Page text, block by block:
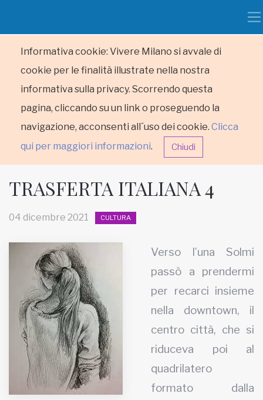
Informativa cookie: Vivere Milano si avvale di
cookie per le finalità illustrate nella nostra
informativa sulla privacy. Scorrendo questa
pagina, cliccando su un link o proseguendo la
navigazione, acconsenti all´uso dei cookie. Clicca
qui per maggiori informazioni. Chiudi
RUBRICHE
MUNICIPI
Inviateci le vostre segnalazioni
Iscriviti alla newsletter
www.viveremilano.info
TRASFERTA ITALIANA 4
04 dicembre 2021 CULTURA
Verso l’una Solmi
passò a prendermi
per recarci insieme
nella downtown, il
centro città, che si
riduceva poi al
quadrilatero
formato dalla